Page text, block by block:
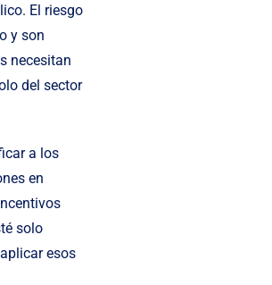
El riesgo
y son
necesitan
del sector
a los
en
solo
esos